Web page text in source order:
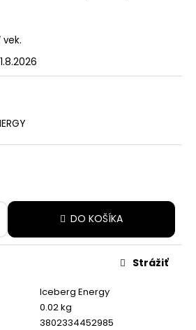
DO KOŠÍKA
Iceberg Energy
0.02 kg
3802334452985
Strážiť